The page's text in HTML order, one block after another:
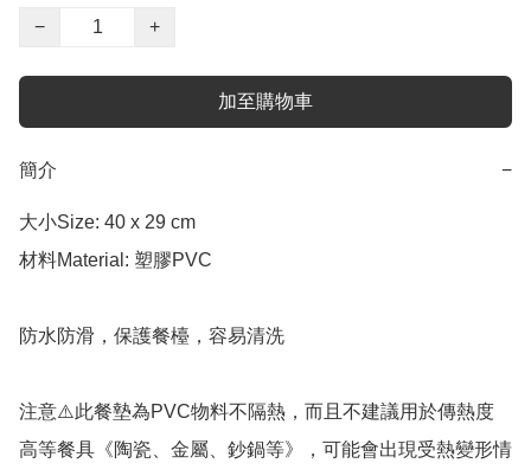
−
+
加至購物車
簡介 −
大小Size: 40 x 29 cm
材料Material: 塑膠PVC
防水防滑，保護餐檯，容易清洗
注意⚠️此餐墊為PVC物料不隔熱，而且不建議用於傳熱度
高等餐具《陶瓷、金屬、鈔鍋等》，可能會出現受熱變形情